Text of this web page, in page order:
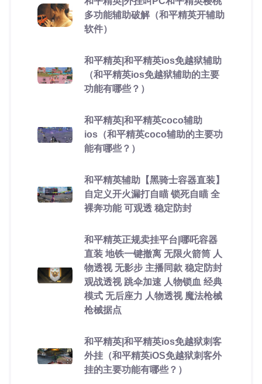
多功能辅助破解（和平精英开辅助
软件）
和平精英|和平精英ios免越狱辅助
（和平精英ios免越狱辅助的主要
功能有哪些？）
和平精英|和平精英coco辅助
ios（和平精英coco辅助的主要功
能有哪些？）
和平精英辅助【黑骑士容器直装】
自定义开火漏打自瞄 锁死自瞄 全
裸奔功能 可观透 稳定防封
和平精英正规卖挂平台|哪吒容器
直装 地铁一键撤离 无限火箭筒 人
物透视 无影步 主播同款 稳定防封
观战透视 跳伞加速 人物锁血 经典
模式 无后座力 人物透视 魔法枪械
枪械据点
和平精英|和平精英ios免越狱刺客
外挂（和平精英iOS免越狱刺客外
挂的主要功能有哪些？）